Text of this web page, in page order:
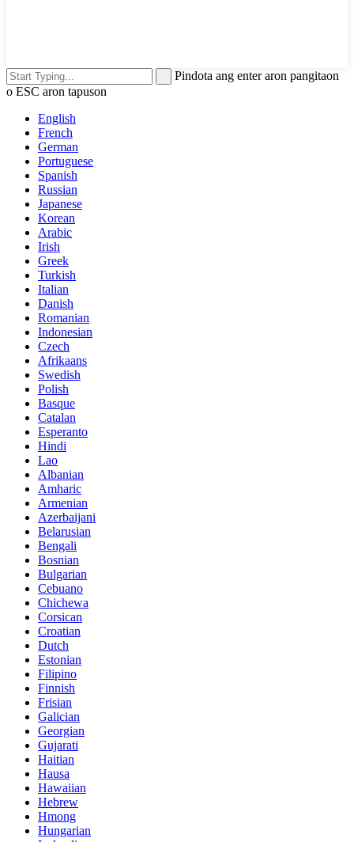
Pindota ang enter aron pangitaon
o ESC aron tapuson
English
French
German
Portuguese
Spanish
Russian
Japanese
Korean
Arabic
Irish
Greek
Turkish
Italian
Danish
Romanian
Indonesian
Czech
Afrikaans
Swedish
Polish
Basque
Catalan
Esperanto
Hindi
Lao
Albanian
Amharic
Armenian
Azerbaijani
Belarusian
Bengali
Bosnian
Bulgarian
Cebuano
Chichewa
Corsican
Croatian
Dutch
Estonian
Filipino
Finnish
Frisian
Galician
Georgian
Gujarati
Haitian
Hausa
Hawaiian
Hebrew
Hmong
Hungarian